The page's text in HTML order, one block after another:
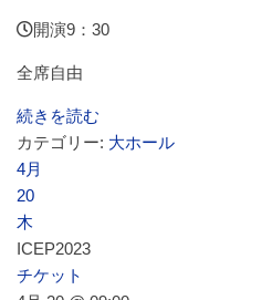
開演9：30
全席自由
続きを読む
カテゴリー: 大ホール
4月
20
木
ICEP2023
チケット